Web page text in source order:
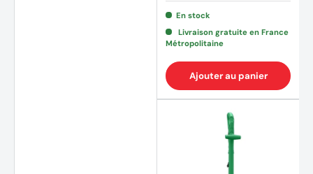
En stock
Livraison gratuite en France
Métropolitaine
Ajouter au panier